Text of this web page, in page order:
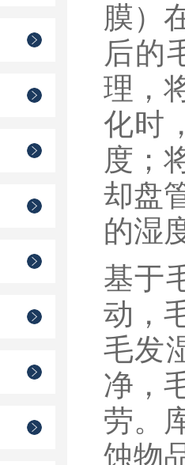
膜）
后的
理，
化时
度；
却盘
的湿
基于
动，
毛发
净，
劳。
蚀物